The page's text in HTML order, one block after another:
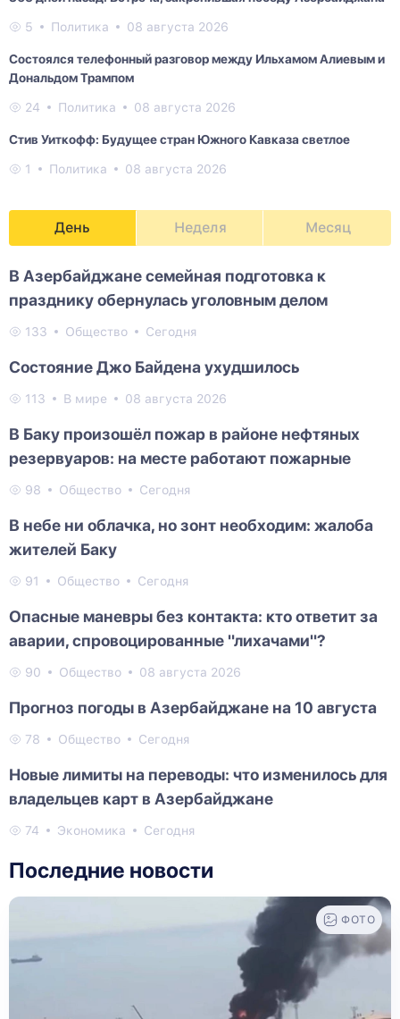
5 Политика 08 августа 2026
Состоялся телефонный разговор между Ильхамом Алиевым и
Дональдом Трампом
24 Политика 08 августа 2026
Стив Уиткофф: Будущее стран Южного Кавказа светлое
1 Политика 08 августа 2026
День Неделя Месяц
В Азербайджане семейная подготовка к
празднику обернулась уголовным делом
133 Общество Сегодня
Состояние Джо Байдена ухудшилось
113 В мире 08 августа 2026
В Баку произошёл пожар в районе нефтяных
резервуаров: на месте работают пожарные
98 Общество Сегодня
В небе ни облачка, но зонт необходим: жалоба
жителей Баку
91 Общество Сегодня
Опасные маневры без контакта: кто ответит за
аварии, спровоцированные "лихачами"?
90 Общество 08 августа 2026
Прогноз погоды в Азербайджане на 10 августа
78 Общество Сегодня
Новые лимиты на переводы: что изменилось для
владельцев карт в Азербайджане
74 Экономика Сегодня
Последние новости
ФОТО